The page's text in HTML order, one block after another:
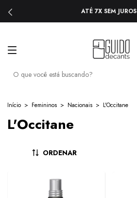
ATÉ 7X SEM JUROS
Início > Femininos > Nacionais > L'Occitane
L'Occitane
ORDENAR